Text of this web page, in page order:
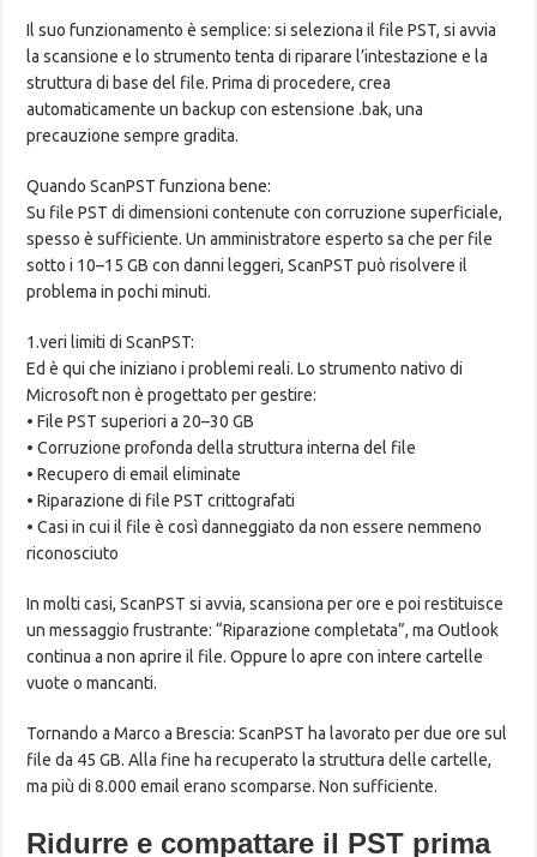
Il suo funzionamento è semplice: si seleziona il file PST, si avvia
la scansione e lo strumento tenta di riparare l’intestazione e la
struttura di base del file. Prima di procedere, crea
automaticamente un backup con estensione .bak, una
precauzione sempre gradita.
Quando ScanPST funziona bene:
Su file PST di dimensioni contenute con corruzione superficiale,
spesso è sufficiente. Un amministratore esperto sa che per file
sotto i 10–15 GB con danni leggeri, ScanPST può risolvere il
problema in pochi minuti.
1.veri limiti di ScanPST:
Ed è qui che iniziano i problemi reali. Lo strumento nativo di
Microsoft non è progettato per gestire:
• File PST superiori a 20–30 GB
• Corruzione profonda della struttura interna del file
• Recupero di email eliminate
• Riparazione di file PST crittografati
• Casi in cui il file è così danneggiato da non essere nemmeno
riconosciuto
In molti casi, ScanPST si avvia, scansiona per ore e poi restituisce
un messaggio frustrante: “Riparazione completata”, ma Outlook
continua a non aprire il file. Oppure lo apre con intere cartelle
vuote o mancanti.
Tornando a Marco a Brescia: ScanPST ha lavorato per due ore sul
file da 45 GB. Alla fine ha recuperato la struttura delle cartelle,
ma più di 8.000 email erano scomparse. Non sufficiente.
Ridurre e compattare il PST prima